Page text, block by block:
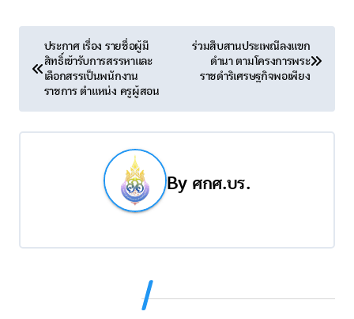
ะ
แ
ประกาศ เรื่อง รายชื่อผู้มี
สิทธิ์เข้ารับการสรรหาและ
เลือกสรรเป็นพนักงาน
ราชการ ตำแหน่ง ครูผู้สอน
ร่วมสืบสานประเพณีลงแขก
ดำนา ตามโครงการพระ
ราชดำริเศรษฐกิจพอเพียง
By ศกศ.บร.